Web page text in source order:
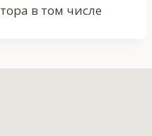
в том числе